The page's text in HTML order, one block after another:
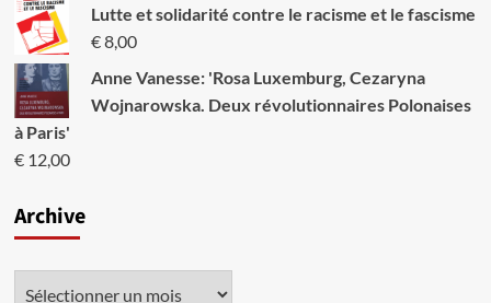
Lutte et solidarité contre le racisme et le fascisme
€8,00
Anne Vanesse: 'Rosa Luxemburg, Cezaryna
Wojnarowska. Deux révolutionnaires Polonaises
à Paris'
€12,00
Archive